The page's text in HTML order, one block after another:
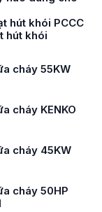
hút khói PCCC
hút khói
cháy 55KW
cháy KENKO
cháy 45KW
cháy 50HP